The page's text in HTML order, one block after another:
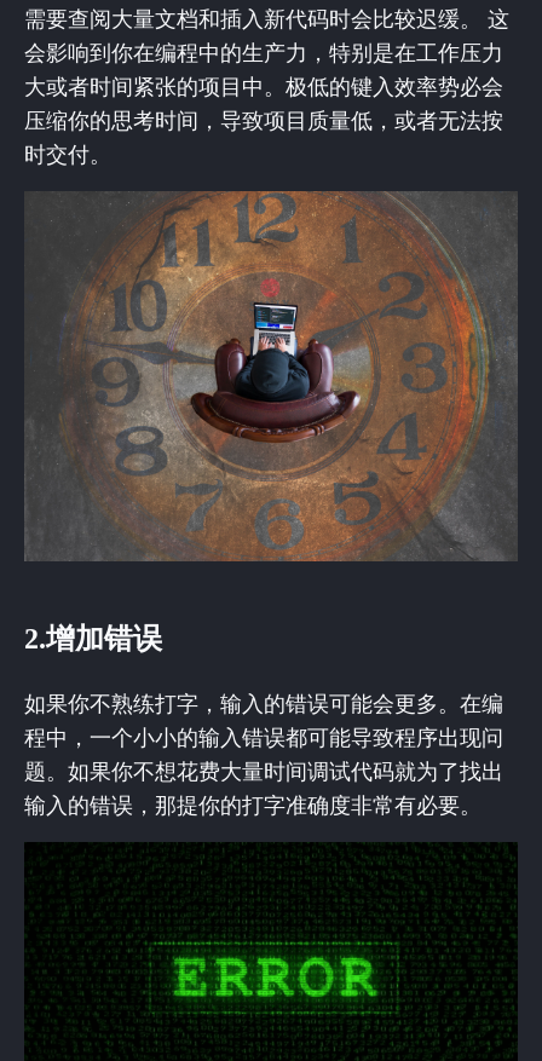
需要查阅大量文档和插入新代码时会比较迟缓。 这
会影响到你在编程中的生产力，特别是在工作压力
大或者时间紧张的项目中。极低的键入效率势必会
压缩你的思考时间，导致项目质量低，或者无法按
时交付。
2.增加错误
如果你不熟练打字，输入的错误可能会更多。在编
程中，一个小小的输入错误都可能导致程序出现问
题。如果你不想花费大量时间调试代码就为了找出
输入的错误，那提你的打字准确度非常有必要。